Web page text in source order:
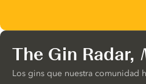
The Gin Radar,
Los gins que nuestra comunidad